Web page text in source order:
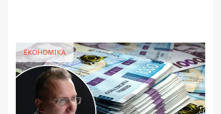
ЕКОНОМІКА